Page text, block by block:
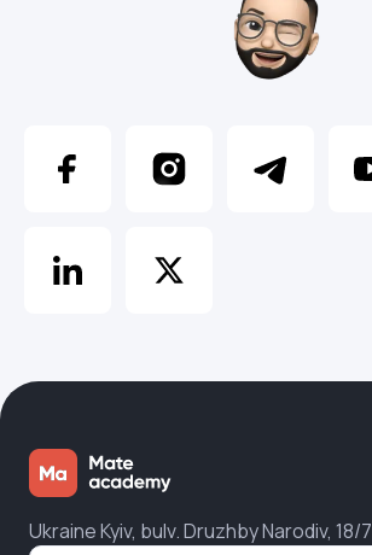
Ukraine Kyiv, bulv. Druzhby Narodiv, 18/7